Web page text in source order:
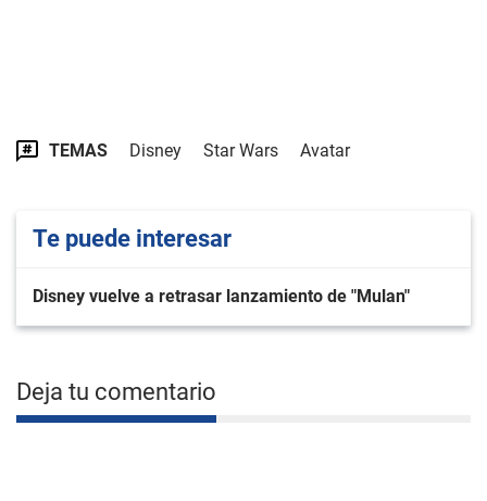
TEMAS Disney Star Wars Avatar
Te puede interesar
Disney vuelve a retrasar lanzamiento de "Mulan"
Deja tu comentario